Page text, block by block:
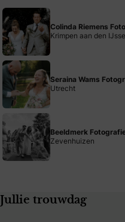
Colinda Riemens
Krimpen aan den
Seraina Wams
Utrecht
Beeldmerk
Zevenhuizen
Jullie trouwdag